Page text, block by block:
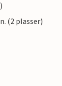
(2 plasser)